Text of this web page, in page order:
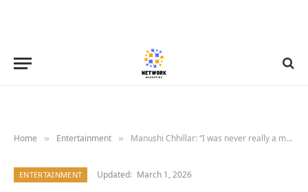
Home » Entertainment » Manushi Chhillar: “I was never really a model.” | OTT India Fest 2025 – Bollywood Hungama
ENTERTAINMENT Updated: March 1, 2026